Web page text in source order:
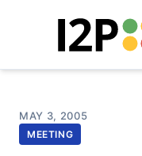
MAY 3, 2005
MEETING